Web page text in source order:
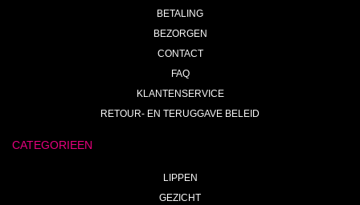
BETALING
BEZORGEN
CONTACT
FAQ
KLANTENSERVICE
RETOUR- EN TERUGGAVE BELEID
CATEGORIEEN
LIPPEN
GEZICHT